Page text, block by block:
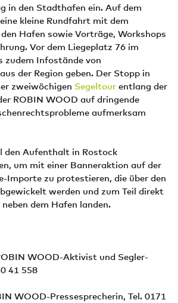
in den Stadthafen ein. Auf dem
kleine Rundfahrt mit dem
Hafen sowie Vorträge, Workshops
Vor dem Liegeplatz 76 im
zudem Infostände von
der Region geben. Der Stopp in
zweiwöchigen Segeltour entlang der
ROBIN WOOD auf dringende
aufmerksam
den Aufenthalt in Rostock
um mit einer Banneraktion auf der
Importe zu protestieren, die über den
werden und zum Teil direkt
dem Hafen landen.
WOOD-Aktivist und Segler-
41 558
WOOD-Pressesprecherin, Tel. 0171